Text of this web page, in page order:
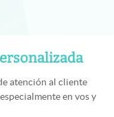
atención al cliente
en vos y